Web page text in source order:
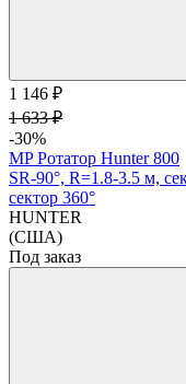
1 146 ₽
1 633 ₽
-30%
MP Ротатор Hunter 800
SR-90°, R=1.8-3.5 м,
сектор 360°
HUNTER
(США)
Под заказ